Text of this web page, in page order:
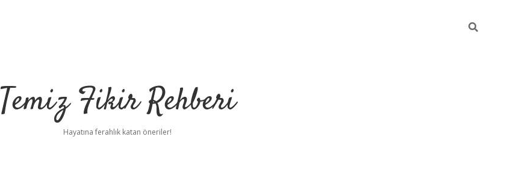
Temiz Fikir Rehberi
Hayatına ferahlık katan öneriler!